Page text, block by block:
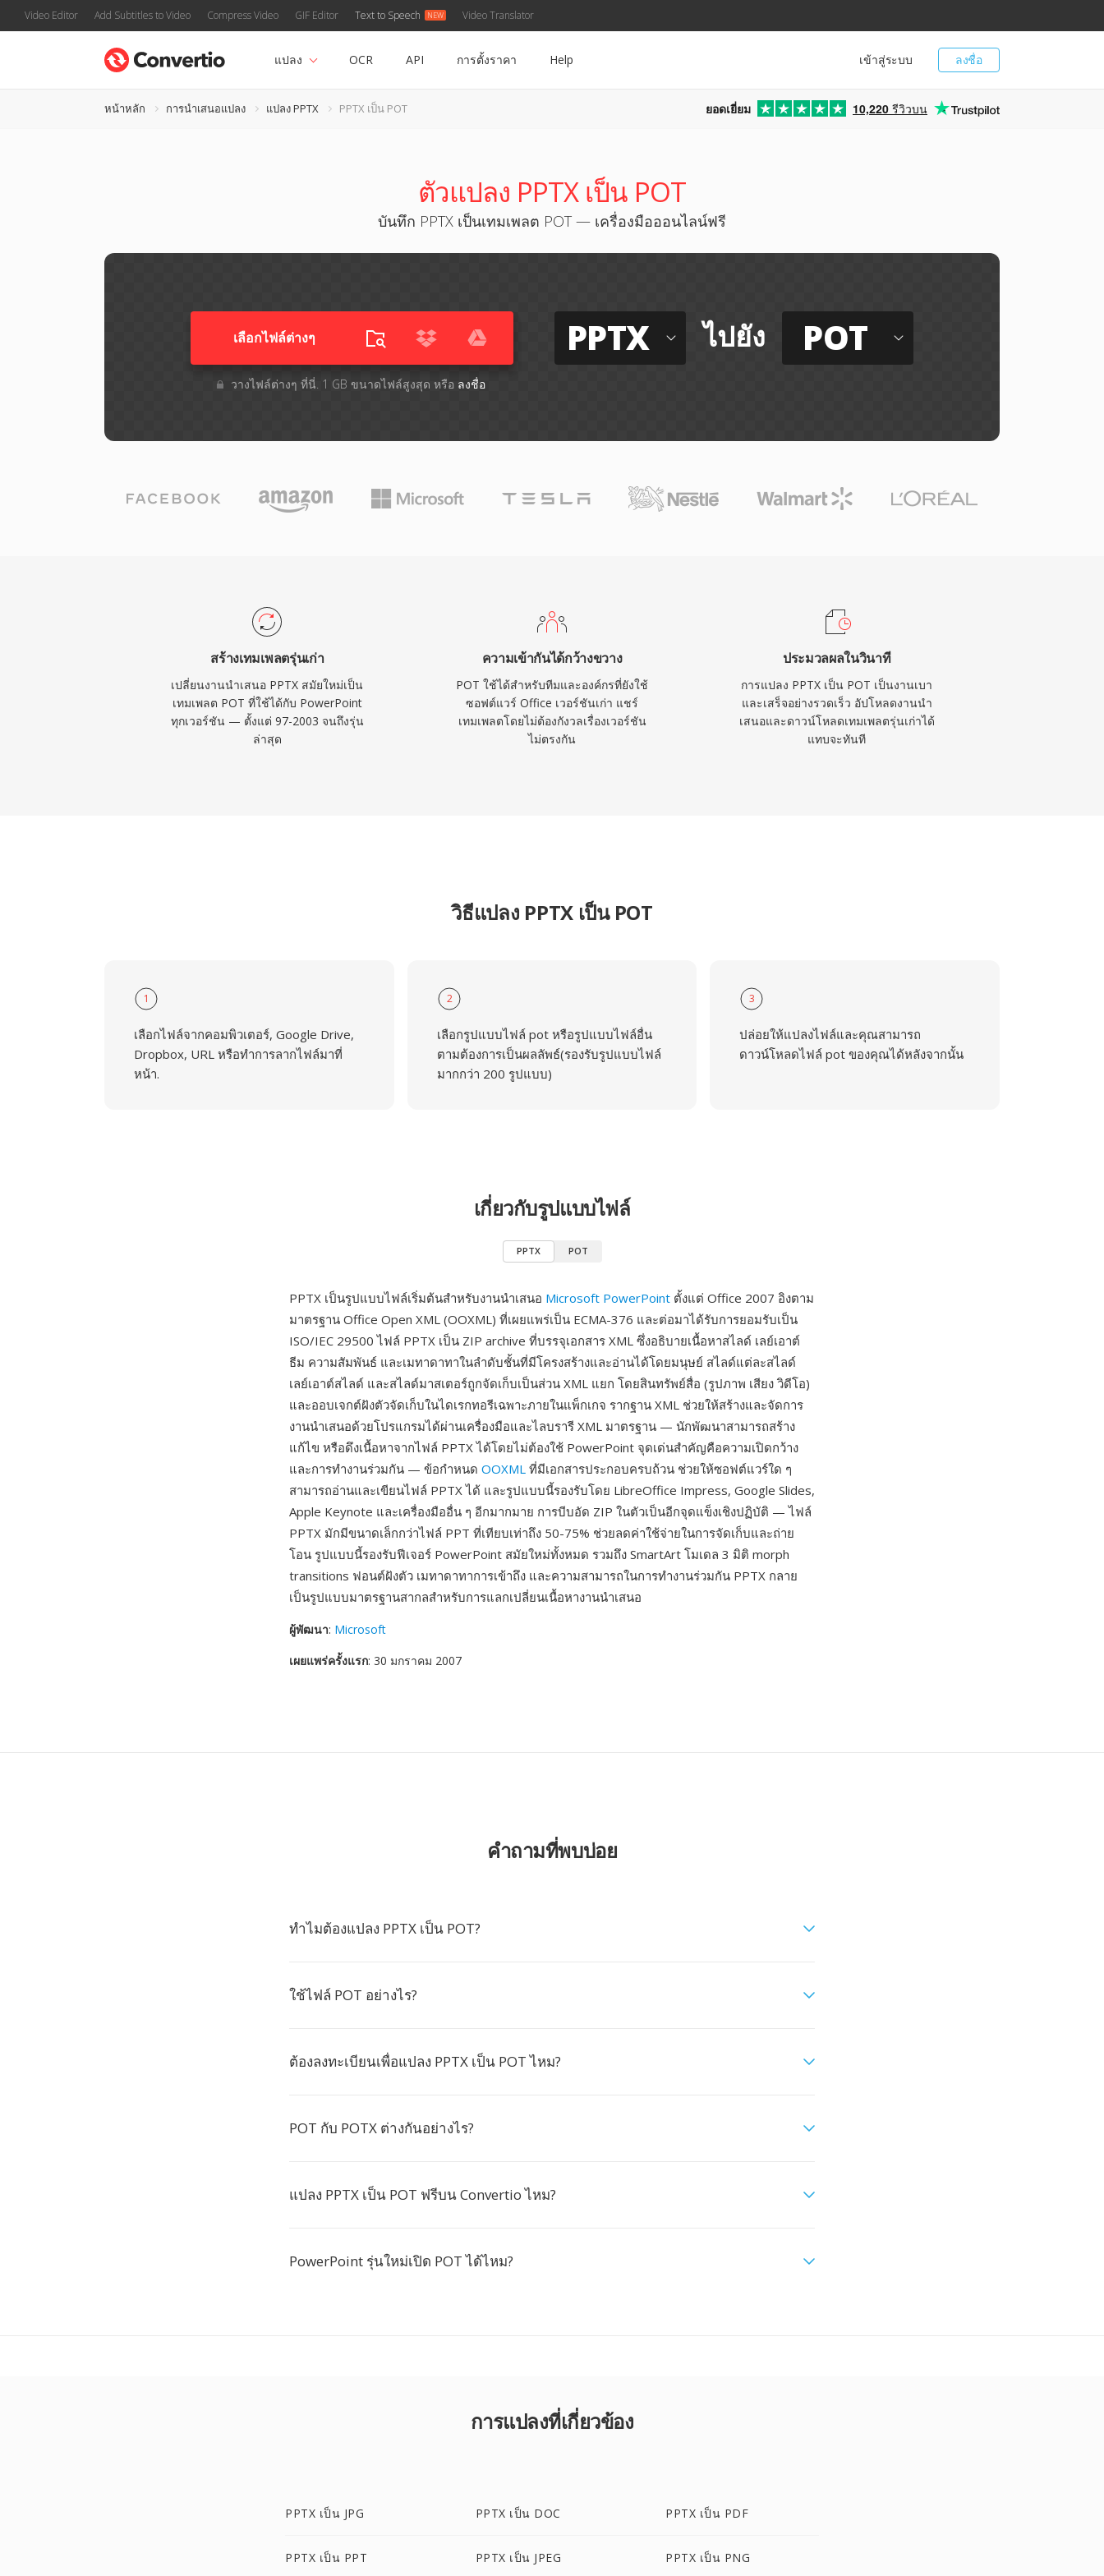
Video Editor Add Subtitles to Video Compress Video GIF Editor Text to Speech Video Translator
ลงชื่อ
เข้าสู่ระบบ
แปลง OCR API การตั้งราคา Help
หน้าหลัก การนำเสนอแปลง แปลง PPTX PPTX เป็น POT ยอดเยี่ยม 10,220 รีวิวบน
ตัวแปลง PPTX เป็น POT
บันทึก PPTX เป็นเทมเพลต POT — เครื่องมือออนไลน์ฟรี
เลือกไฟล์ต่างๆ​
วางไฟล์ต่างๆ​ ที่นี่. 1 GB ขนาดไฟล์สูงสุด หรือ ลงชื่อ
PPTX ไปยัง POT
สร้างเทมเพลตรุ่นเก่า
เปลี่ยนงานนำเสนอ PPTX สมัยใหม่เป็น
เทมเพลต POT ที่ใช้ได้กับ PowerPoint
ทุกเวอร์ชัน — ตั้งแต่ 97-2003 จนถึงรุ่น
ล่าสุด
ความเข้ากันได้กว้างขวาง
POT ใช้ได้สำหรับทีมและองค์กรที่ยังใช้
ซอฟต์แวร์ Office เวอร์ชันเก่า แชร์
เทมเพลตโดยไม่ต้องกังวลเรื่องเวอร์ชัน
ไม่ตรงกัน
ประมวลผลในวินาที
การแปลง PPTX เป็น POT เป็นงานเบา
และเสร็จอย่างรวดเร็ว อัปโหลดงานนำ
เสนอและดาวน์โหลดเทมเพลตรุ่นเก่าได้
แทบจะทันที
วิธีแปลง PPTX เป็น POT
1
เลือกไฟล์จากคอมพิวเตอร์, Google Drive,
Dropbox, URL หรือทำการลากไฟล์มาที่
หน้า.
2
เลือกรูปแบบไฟล์ pot หรือรูปแบบไฟล์อื่น
ตามต้องการเป็นผลลัพธ์(รองรับรูปแบบไฟล์
มากกว่า 200 รูปแบบ)
3
ปล่อยให้แปลงไฟล์และคุณสามารถ
ดาวน์โหลดไฟล์ pot ของคุณได้หลังจากนั้น
เกี่ยวกับรูปแบบไฟล์
PPTX POT
PPTX เป็นรูปแบบไฟล์เริ่มต้นสำหรับงานนำเสนอ Microsoft PowerPoint ตั้งแต่ Office 2007 อิงตาม
มาตรฐาน Office Open XML (OOXML) ที่เผยแพร่เป็น ECMA-376 และต่อมาได้รับการยอมรับเป็น
ISO/IEC 29500 ไฟล์ PPTX เป็น ZIP archive ที่บรรจุเอกสาร XML ซึ่งอธิบายเนื้อหาสไลด์ เลย์เอาต์
ธีม ความสัมพันธ์ และเมทาดาทาในลำดับชั้นที่มีโครงสร้างและอ่านได้โดยมนุษย์ สไลด์แต่ละสไลด์
เลย์เอาต์สไลด์ และสไลด์มาสเตอร์ถูกจัดเก็บเป็นส่วน XML แยก โดยสินทรัพย์สื่อ (รูปภาพ เสียง วิดีโอ)
และออบเจกต์ฝังตัวจัดเก็บในไดเรกทอรีเฉพาะภายในแพ็กเกจ รากฐาน XML ช่วยให้สร้างและจัดการ
งานนำเสนอด้วยโปรแกรมได้ผ่านเครื่องมือและไลบรารี XML มาตรฐาน — นักพัฒนาสามารถสร้าง
แก้ไข หรือดึงเนื้อหาจากไฟล์ PPTX ได้โดยไม่ต้องใช้ PowerPoint จุดเด่นสำคัญคือความเปิดกว้าง
และการทำงานร่วมกัน — ข้อกำหนด OOXML ที่มีเอกสารประกอบครบถ้วน ช่วยให้ซอฟต์แวร์ใด ๆ
สามารถอ่านและเขียนไฟล์ PPTX ได้ และรูปแบบนี้รองรับโดย LibreOffice Impress, Google Slides,
Apple Keynote และเครื่องมืออื่น ๆ อีกมากมาย การบีบอัด ZIP ในตัวเป็นอีกจุดแข็งเชิงปฏิบัติ — ไฟล์
PPTX มักมีขนาดเล็กกว่าไฟล์ PPT ที่เทียบเท่าถึง 50-75% ช่วยลดค่าใช้จ่ายในการจัดเก็บและถ่าย
โอน รูปแบบนี้รองรับฟีเจอร์ PowerPoint สมัยใหม่ทั้งหมด รวมถึง SmartArt โมเดล 3 มิติ morph
transitions ฟอนต์ฝังตัว เมทาดาทาการเข้าถึง และความสามารถในการทำงานร่วมกัน PPTX กลาย
เป็นรูปแบบมาตรฐานสากลสำหรับการแลกเปลี่ยนเนื้อหางานนำเสนอ
ผู้พัฒนา: Microsoft
เผยแพร่ครั้งแรก: 30 มกราคม 2007
คำถามที่พบบ่อย
ทำไมต้องแปลง PPTX เป็น POT?
ใช้ไฟล์ POT อย่างไร?
ต้องลงทะเบียนเพื่อแปลง PPTX เป็น POT ไหม?
POT กับ POTX ต่างกันอย่างไร?
แปลง PPTX เป็น POT ฟรีบน Convertio ไหม?
PowerPoint รุ่นใหม่เปิด POT ได้ไหม?
การแปลงที่เกี่ยวข้อง
PPTX เป็น JPG PPTX เป็น DOC PPTX เป็น PDF
PPTX เป็น PPT PPTX เป็น JPEG PPTX เป็น PNG